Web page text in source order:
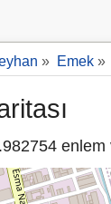
» Emek »